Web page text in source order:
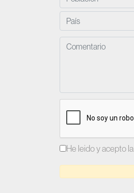
He leido y acepto la